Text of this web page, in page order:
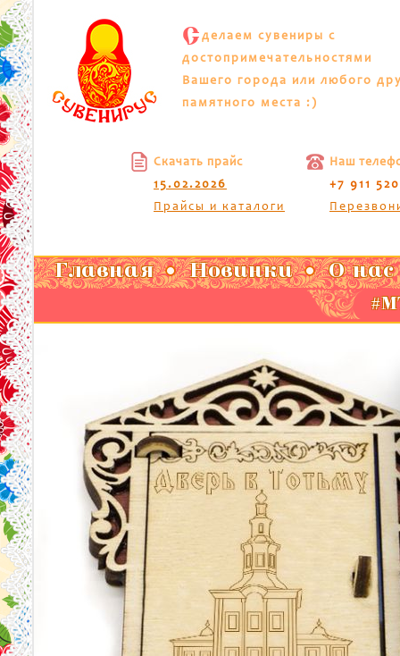
С делаем сувениры с
достопримечательностями
Вашего города или любого
памятного места :)
Скачать прайс
15.02.2026
Прайсы и каталоги
Наш
+7 911
Главная Новинки О нас